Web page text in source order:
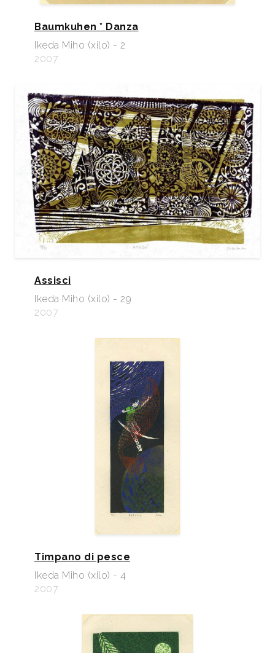
Baumkuhen * Danza
Ikeda Miho (xilo) - 2
2007
Assisci
Ikeda Miho (xilo) - 29
2007
Timpano di pesce
Ikeda Miho (xilo) - 4
2007